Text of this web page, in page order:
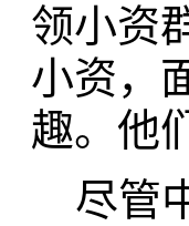
领小资
小资，
趣。他
尽管